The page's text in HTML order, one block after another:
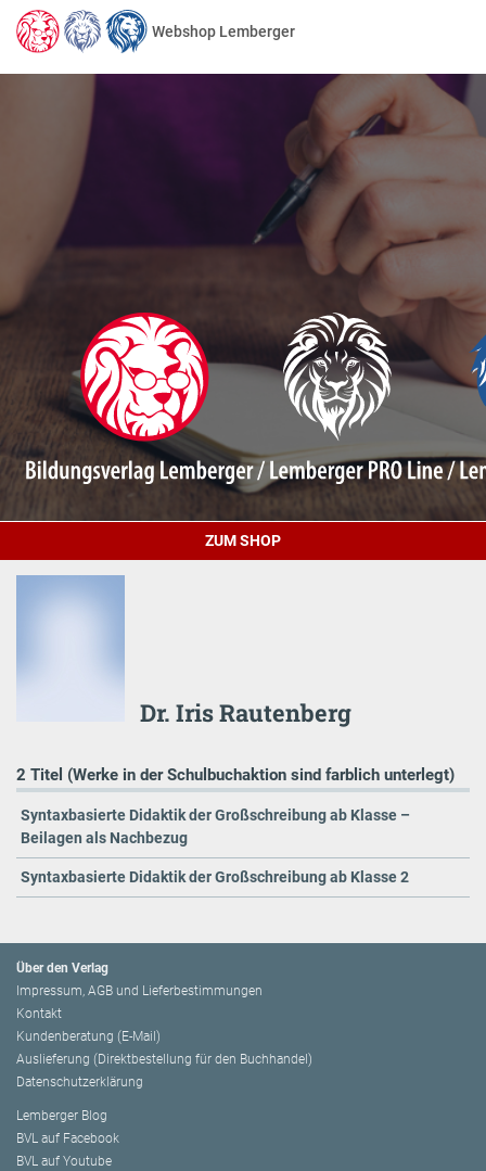
Webshop Lemberger
ZUM SHOP
Dr. Iris Rautenberg
2 Titel (Werke in der Schulbuchaktion sind farblich unterlegt)
Syntaxbasierte Didaktik der Großschreibung ab Klasse –
Beilagen als Nachbezug
Syntaxbasierte Didaktik der Großschreibung ab Klasse 2
Über den Verlag
Impressum, AGB und Lieferbestimmungen
Kontakt
Kundenberatung (E-Mail)
Auslieferung (Direktbestellung für den Buchhandel)
Datenschutzerklärung
Lemberger Blog
BVL auf Facebook
BVL auf Youtube